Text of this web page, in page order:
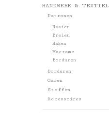
HANDWERK & TEXTIEL
Patronen
Naaien
Breien
Haken
Macrame
Borduren
Borduren
Garen
Stoffen
Accessoires